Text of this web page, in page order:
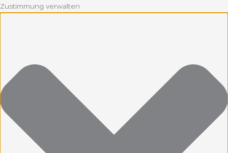
Zustimmung verwalten